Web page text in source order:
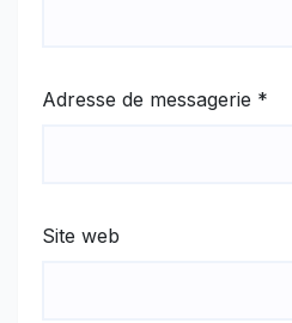
Adresse de messagerie *
Site web